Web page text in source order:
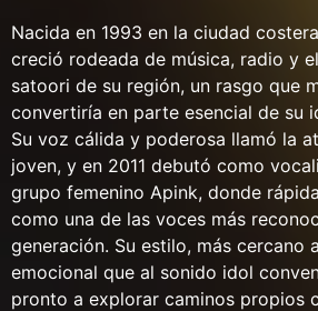
Nacida en 1993 en la ciudad
creció rodeada de música, radio y
satoori de su región, un rasgo que
convertiría en parte esencial de su
Su voz cálida y poderosa llamó la
joven, y en 2011 debutó como
grupo femenino Apink, donde
como una de las voces más
generación. Su estilo, más cercano
emocional que al sonido idol
pronto a explorar caminos propios